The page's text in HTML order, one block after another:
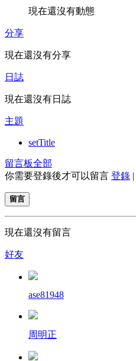
現在還沒有動態
分享
現在還沒有分享
日誌
現在還沒有日誌
主題
setTitle
留言板全部
你需要登錄後才可以留言 登錄 |
留言
現在還沒有留言
好友
ase81948
周明正